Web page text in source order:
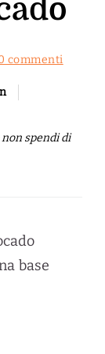
commenti
spendi di
base